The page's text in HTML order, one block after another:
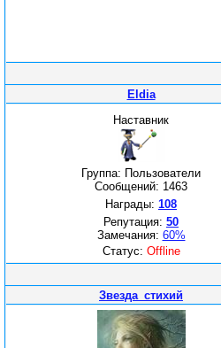
Eldia
Наставник
Группа: Пользователи
Сообщений: 1463
Награды: 108
Репутация: 50
Замечания: 60%
Статус: Offline
Звезда_стихий